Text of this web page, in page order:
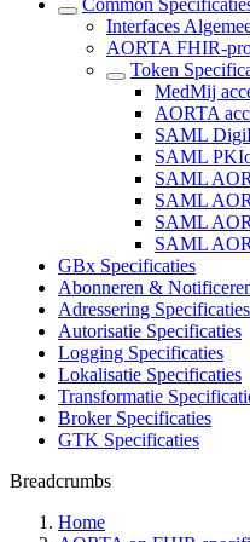
Common
Interfaces
AORTA FHIR-
Token
MedMij
AORTA
SAML
SAML
SAML
SAML
SAML
SAML
GBx Specificaties
Abonneren &
Adressering Specificaties
Autorisatie Specificaties
Logging Specificaties
Lokalisatie Specificaties
Transformatie
Broker Specificaties
GTK Specificaties
Breadcrumbs
Home